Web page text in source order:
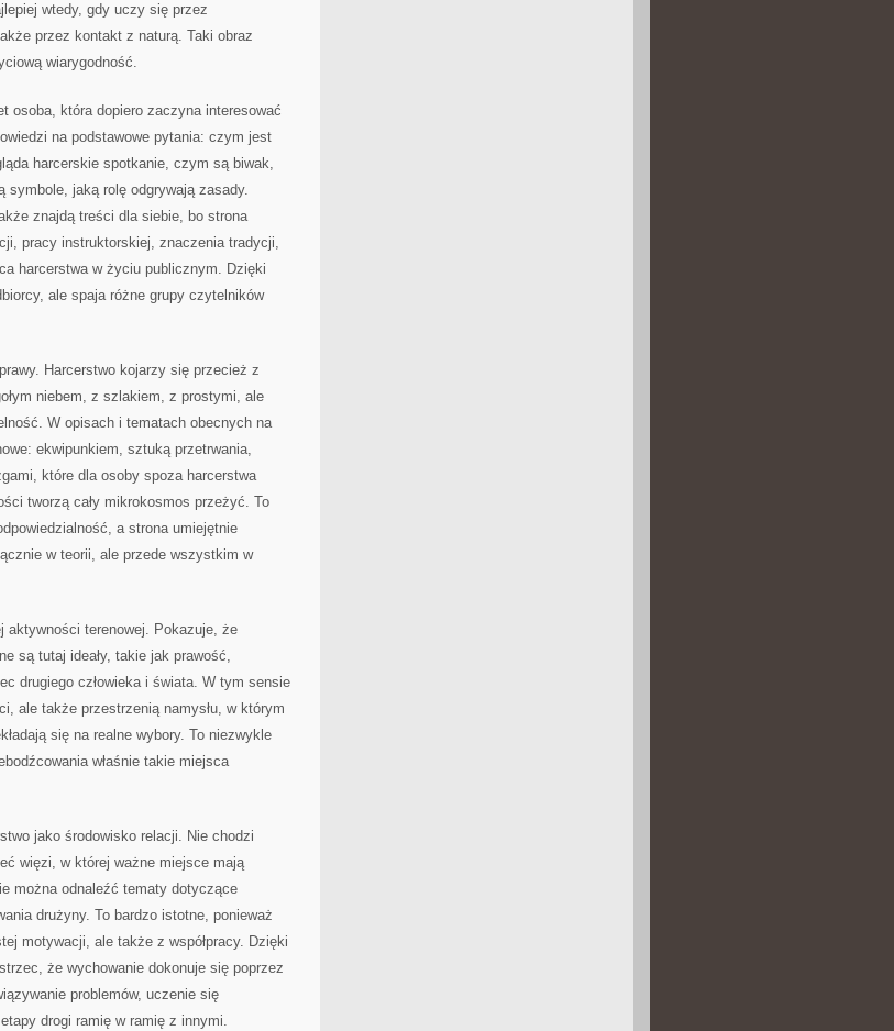
wtedy, gdy uczy się przez
przez kontakt z naturą. Taki obraz
wiarygodność.
osoba, która dopiero zaczyna interesować
na podstawowe pytania: czym jest
harcerskie spotkanie, czym są biwak,
jaką rolę odgrywają zasady.
znajdą treści dla siebie, bo strona
pracy instruktorskiej, znaczenia tradycji,
harcerstwa w życiu publicznym. Dzięki
ale spaja różne grupy czytelników
Harcerstwo kojarzy się przecież z
niebem, z szlakiem, z prostymi, ale
W opisach i tematach obecnych na
ekwipunkiem, sztuką przetrwania,
które dla osoby spoza harcerstwa
tworzą cały mikrokosmos przeżyć. To
a strona umiejętnie
w teorii, ale przede wszystkim w
aktywności terenowej. Pokazuje, że
są tutaj ideały, takie jak prawość,
drugiego człowieka i świata. W tym sensie
ale także przestrzenią namysłu, w którym
się na realne wybory. To niezwykle
właśnie takie miejsca
jako środowisko relacji. Nie chodzi
więzi, w której ważne miejsce mają
można odnaleźć tematy dotyczące
drużyny. To bardzo istotne, ponieważ
motywacji, ale także z współpracy. Dzięki
że wychowanie dokonuje się poprzez
problemów, uczenie się
drogi ramię w ramię z innymi.